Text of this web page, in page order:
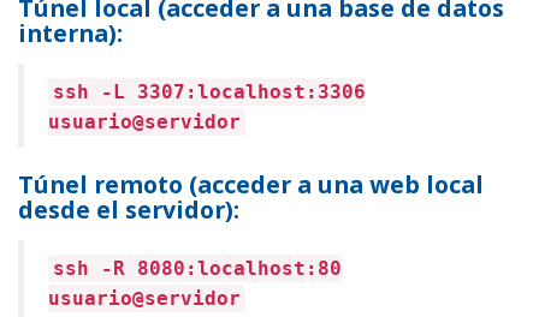
Túnel local (acceder a una base de datos
interna):
ssh -L 3307:localhost:3306
usuario@servidor
Túnel remoto (acceder a una web local
desde el servidor):
ssh -R 8080:localhost:80
usuario@servidor